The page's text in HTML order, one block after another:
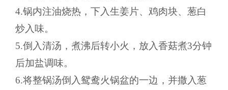
4.锅内注油烧热，下入生姜片、鸡肉块、葱白
炒入味。
5.倒入清汤，煮沸后转小火，放入香菇煮3分钟
后加盐调味。
6.将整锅汤倒入鸳鸯火锅盆的一边，并撒入葱